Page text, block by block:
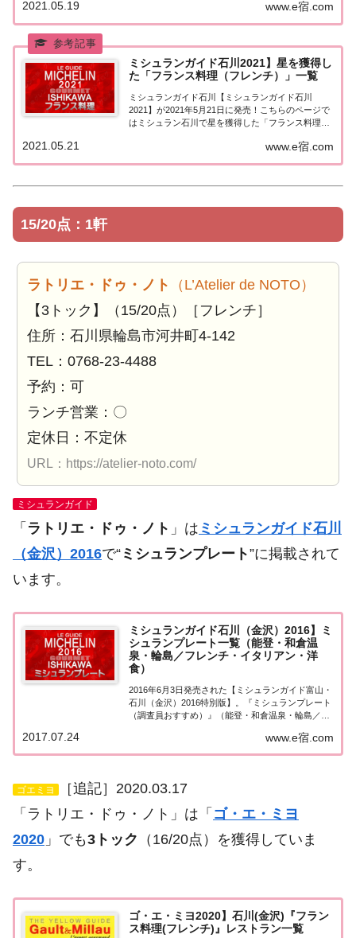
ミシュランガイド石川2021で「２つ星」を獲得した
www.e宿.com
2021.05.19
ミシュランガイド石川2021】星を獲得し
た「フランス料理（フレンチ）」一覧
ミシュランガイド石川【ミシュランガイド石川
2021】が2021年5月21日に発売！こちらのページで
はミシュラン石川で星を獲得した「フランス料理
石川2021「フランス料理」「ミシュランガイド石川
www.e宿.com
2021.05.21
15/20点：1軒
ラトリエ・ドゥ・ノト
（L’Atelier de NOTO）
【3トック】（15/20点）［フレンチ］
住所：石川県輪島市河井町4-142
TEL：0768-23-4488
予約：可
ランチ営業：〇
定休日：不定休
URL：https://atelier-noto.com/
ミシュランガイド
「 ラトリエ・ドゥ・ノト 」は ミシュランガイド石川
（金沢）2016で“ ミシュランプレート”に掲載されて
います。
ミシュランガイド石川（金沢）2016】ミ
シュランプレート一覧（能登・和倉温
泉・輪島／フレンチ・イタリアン・洋
食）
2016年6月3日発売された【ミシュランガイド富山・
石川（金沢）2016特別版】。『ミシュランプレート
（調査員おすすめ）』（能登・和倉温泉・輪島／フ
ました。ミシュラン石川2016 ［ミシュランプレー
ト］「ミシュランガイド富山・石川20...
www.e宿.com
2017.07.24
ゴエミヨ
［追記］2020.03.17
「ラトリエ・ドゥ・ノト」は「 ゴ・エ・ミヨ
2020 」でも3トック （16/20点）を獲得していま
す。
ゴ・エ・ミヨ2020】石川(金沢)『フラン
ス料理(フレンチ)』レストラン一覧